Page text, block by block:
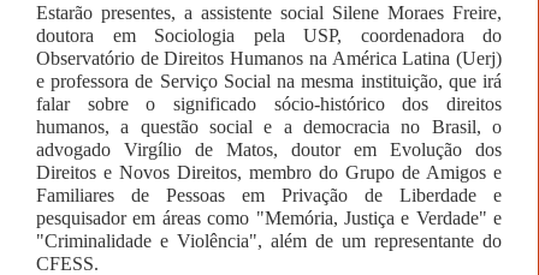
Estarão presentes, a assistente social Silene Moraes Freire,
doutora em Sociologia pela USP, coordenadora do
Observatório de Direitos Humanos na América Latina (Uerj)
e professora de Serviço Social na mesma instituição, que irá
falar sobre o significado sócio-histórico dos direitos
humanos, a questão social e a democracia no Brasil, o
advogado Virgílio de Matos, doutor em Evolução dos
Direitos e Novos Direitos, membro do Grupo de Amigos e
Familiares de Pessoas em Privação de Liberdade e
pesquisador em áreas como "Memória, Justiça e Verdade" e
"Criminalidade e Violência", além de um representante do
CFESS.